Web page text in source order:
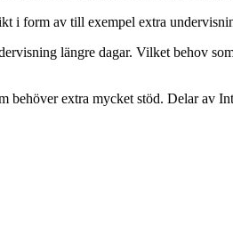
i form av till exempel extra
längre dagar. Vilket behov
extra mycket stöd. Delar av